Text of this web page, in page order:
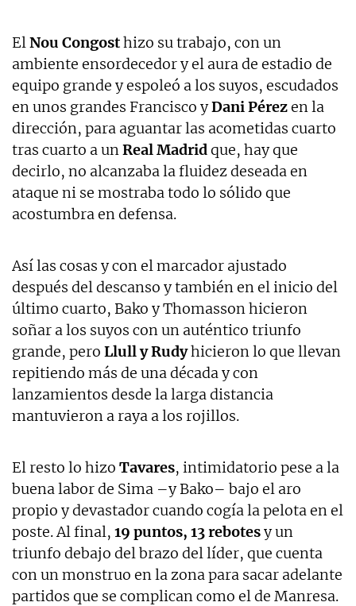
ElNou Congosthizo su trabajo, con un
ambiente ensordecedor y el aura de estadio de
equipo grande y espoleó a los suyos, escudados
en unos grandes Francisco yDani Pérezen la
dirección, para aguantar las acometidas cuarto
tras cuarto a unReal Madridque, hay que
decirlo, no alcanzaba la fluidez deseada en
ataque ni se mostraba todo lo sólido que
acostumbra en defensa.
Así las cosas y con el marcador ajustado
después del descanso y también en el inicio del
último cuarto, Bako y Thomasson hicieron
soñar a los suyos con un auténtico triunfo
grande, pero Llull y Rudyhicieron lo que llevan
repitiendo más de una década y con
lanzamientos desde la larga distancia
mantuvieron a raya a los rojillos.
El resto lo hizo Tavares, intimidatorio pese a la
buena labor de Sima –y Bako– bajo el aro
propio y devastador cuando cogía la pelota en el
poste. Al final, 19 puntos, 13 rebotesy un
triunfo debajo del brazo del líder, que cuenta
con un monstruo en la zona para sacar adelante
partidos que se complican como el de Manresa.